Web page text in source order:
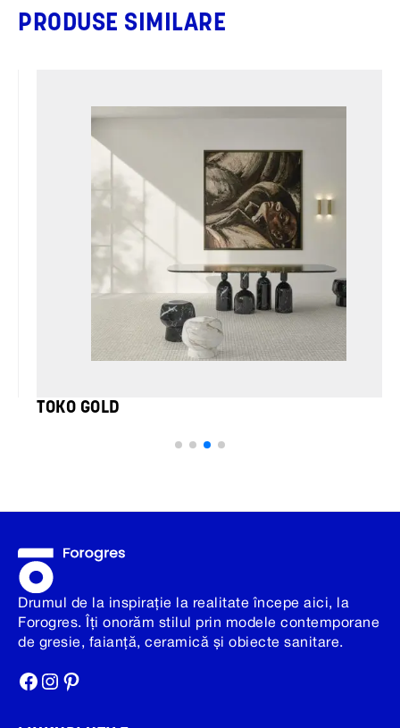
PRODUSE SIMILARE
TOKO GOLD
Drumul de la inspirație la realitate începe aici, la
Forogres. Îți onorăm stilul prin modele contemporane
de gresie, faianță, ceramică și obiecte sanitare.
Facebook
Instagram
Pinterest